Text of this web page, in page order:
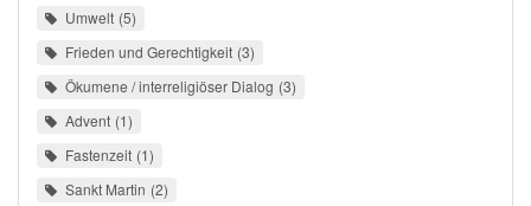
Umwelt 5
Frieden und Gerechtigkeit 3
Ökumene / interreligiöser Dialog 3
Advent 1
Fastenzeit 1
Sankt Martin 2